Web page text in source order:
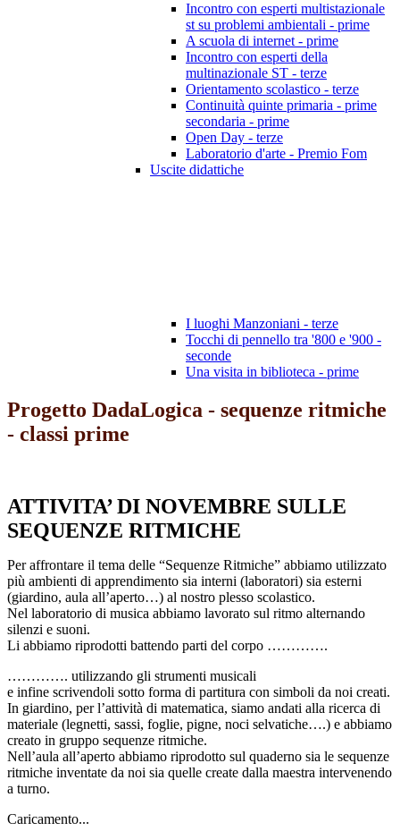
Incontro con esperti multistazionale
st su problemi ambientali - prime
A scuola di internet - prime
Incontro con esperti della
multinazionale ST - terze
Orientamento scolastico - terze
Continuità quinte primaria - prime
secondaria - prime
Open Day - terze
Laboratorio d'arte - Premio Fom
Uscite didattiche
I luoghi Manzoniani - terze
Tocchi di pennello tra '800 e '900 -
seconde
Una visita in biblioteca - prime
Progetto DadaLogica - sequenze ritmiche
- classi prime
ATTIVITA’ DI NOVEMBRE SULLE
SEQUENZE RITMICHE
Per affrontare il tema delle “Sequenze Ritmiche” abbiamo utilizzato
più ambienti di apprendimento sia interni (laboratori) sia esterni
(giardino, aula all’aperto…) al nostro plesso scolastico.
Nel laboratorio di musica abbiamo lavorato sul ritmo alternando
silenzi e suoni.
Li abbiamo riprodotti battendo parti del corpo ………….
…………. utilizzando gli strumenti musicali
e infine scrivendoli sotto forma di partitura con simboli da noi creati.
In giardino, per l’attività di matematica, siamo andati alla ricerca di
materiale (legnetti, sassi, foglie, pigne, noci selvatiche….) e abbiamo
creato in gruppo sequenze ritmiche.
Nell’aula all’aperto abbiamo riprodotto sul quaderno sia le sequenze
ritmiche inventate da noi sia quelle create dalla maestra intervenendo
a turno.
Caricamento...